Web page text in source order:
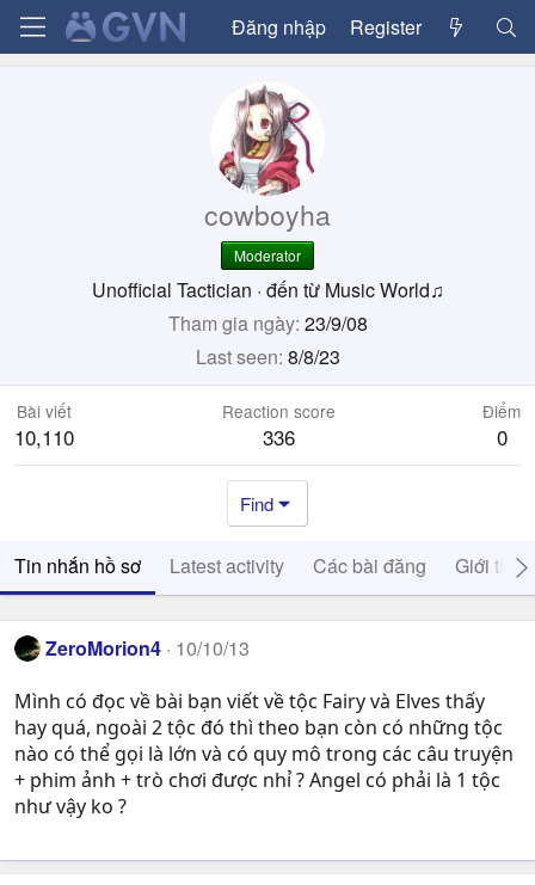
Đăng nhập Register
cowboyha
Moderator
Unofficial Tactician · đến từ Music World♫
Tham gia ngày 23/9/08
Last seen 8/8/23
Bài viết
10,110
Reaction score
336
Điểm
0
Find
Tin nhắn hồ sơ Latest activity Các bài đăng Giới thiệu
ZeroMorion4 10/10/13
Mình có đọc về bài bạn viết về tộc Fairy và Elves thấy
hay quá, ngoài 2 tộc đó thì theo bạn còn có những tộc
nào có thể gọi là lớn và có quy mô trong các câu truyện
+ phim ảnh + trò chơi được nhỉ ? Angel có phải là 1 tộc
như vậy ko ?